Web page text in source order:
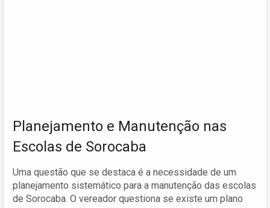
Planejamento e Manutenção nas
Escolas de Sorocaba
Uma questão que se destaca é a necessidade de um
planejamento sistemático para a manutenção das escolas
de Sorocaba. O vereador questiona se existe um plano